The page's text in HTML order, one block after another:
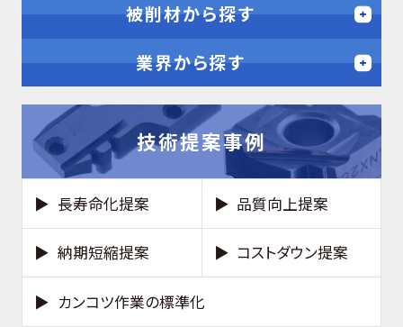
被削材から探す
業界から探す
技術提案事例
長寿命化提案 品質向上提案
納期短縮提案 コストダウン提案
カンコツ作業の標準化